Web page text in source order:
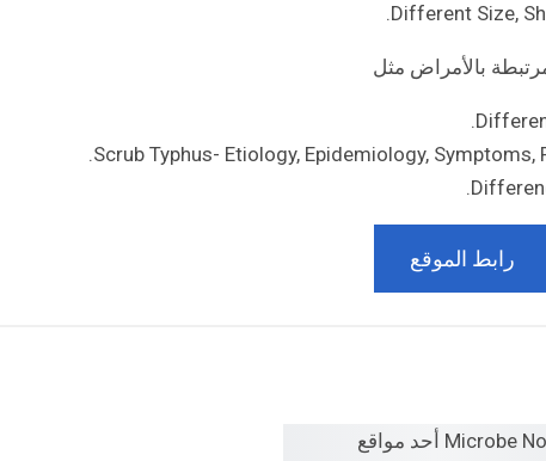
Different Size,
Scrub Typhus- Etiology, Epidemiology,
رابط الموقع